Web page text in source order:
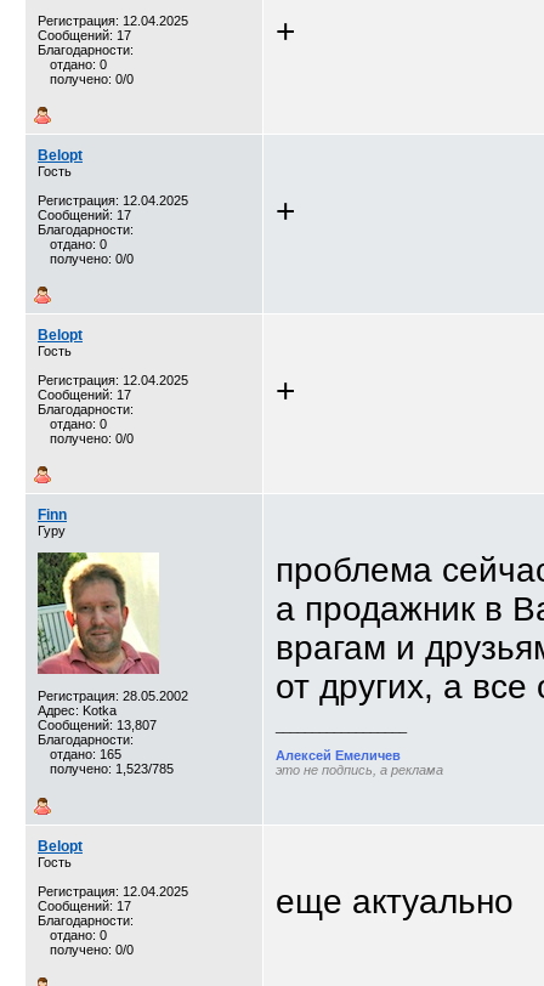
Регистрация: 12.04.2025
Сообщений: 17
Благодарности:
отдано: 0
получено: 0/0
+
Belopt
Гость
Регистрация: 12.04.2025
Сообщений: 17
Благодарности:
отдано: 0
получено: 0/0
+
Belopt
Гость
Регистрация: 12.04.2025
Сообщений: 17
Благодарности:
отдано: 0
получено: 0/0
+
Finn
Гуру
Регистрация: 28.05.2002
Адрес: Kotka
Сообщений: 13,807
Благодарности:
отдано: 165
получено: 1,523/785
проблема
а продажник в
врагам и
от других, а все
Алексей Емеличев
это не подпись, а реклама
Belopt
Гость
Регистрация: 12.04.2025
Сообщений: 17
Благодарности:
отдано: 0
получено: 0/0
еще актуально